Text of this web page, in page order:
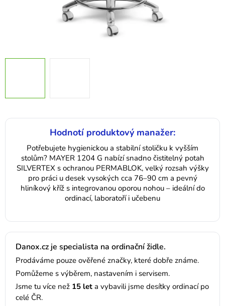
Danox.cz je specialista na ordinační židle.
Prodáváme pouze ověřené značky, které dobře známe.
Pomůžeme s výběrem, nastavením i servisem.
Jsme tu více než 15 let a vybavili jsme desítky ordinací po
celé ČR.
Hodnotí produktový manažer:
Potřebujete hygienickou a stabilní stoličku k vyšším
stolům? MAYER 1204 G nabízí snadno čistitelný potah
SILVERTEX s ochranou PERMABLOK, velký rozsah výšky
pro práci u desek vysokých cca 76–90 cm a pevný
hliníkový kříž s integrovanou oporou nohou – ideální do
ordinací, laboratoří i učebenu